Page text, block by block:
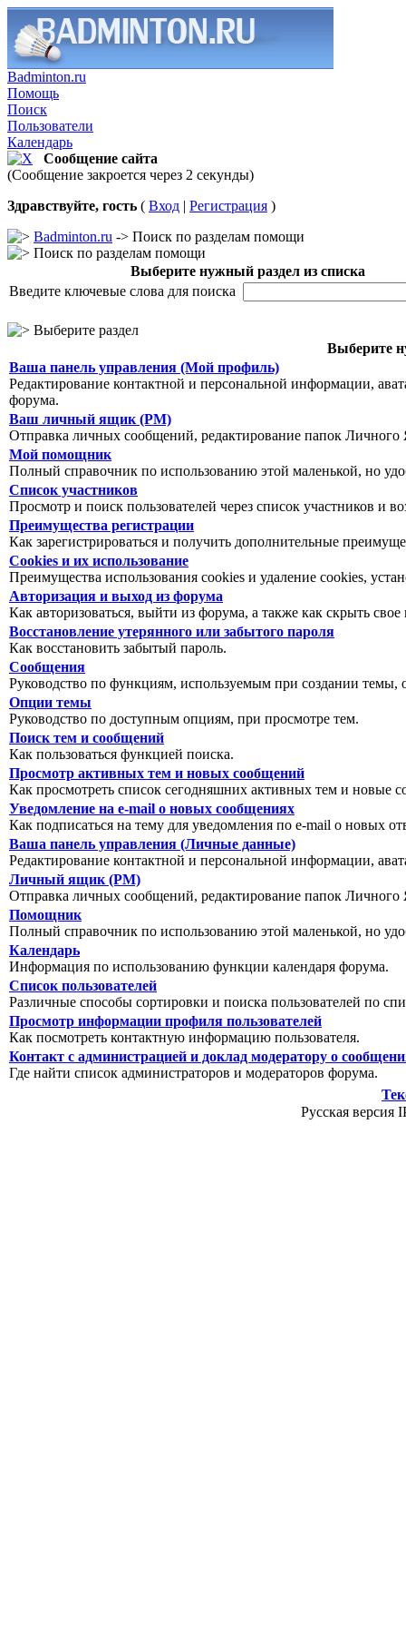
Badminton.ru
Помощь
Поиск
Пользователи
Календарь
Сообщение сайта
(Сообщение закроется через 2 секунды)
Здравствуйте, гость ( Вход | Регистрация )
Badminton.ru -> Поиск по разделам помощи
Поиск по разделам помощи
Выберите нужный раздел из списка
Введите ключевые слова для поиска
Выберите раздел
Выберите
Ваша панель управления (Мой профиль)
Редактирование контактной и персональной информации,
форума.
Ваш личный ящик (PM)
Отправка личных сообщений, редактирование папок
Мой помощник
Полный справочник по использованию этой маленькой, но
Список участников
Просмотр и поиск пользователей через список участников и
Преимущества регистрации
Как зарегистрироваться и получить дополнительные
Cookies и их использование
Преимущества использования cookies и удаление cookies,
Авторизация и выход из форума
Как авторизоваться, выйти из форума, а также как скрыть
Восстановление утерянного или забытого пароля
Как восстановить забытый пароль.
Сообщения
Руководство по функциям, используемым при создании темы,
Опции темы
Руководство по доступным опциям, при просмотре тем.
Поиск тем и сообщений
Как пользоваться функцией поиска.
Просмотр активных тем и новых сообщений
Как просмотреть список сегодняшних активных тем и новые
Уведомление на e-mail о новых сообщениях
Как подписаться на тему для уведомления по e-mail о новых
Ваша панель управления (Личные данные)
Редактирование контактной и персональной информации,
Личный ящик (PM)
Отправка личных сообщений, редактирование папок
Помощник
Полный справочник по использованию этой маленькой, но
Календарь
Информация по использованию функции календаря форума.
Список пользователей
Различные способы сортировки и поиска пользователей по
Просмотр информации профиля пользователей
Как посмотреть контактную информацию пользователя.
Контакт с администрацией и доклад модератору о
Где найти список администраторов и модераторов форума.
Русская версия